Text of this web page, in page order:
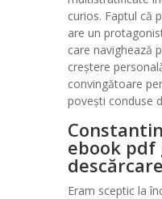
curios. Faptul că
are un
care navighează
creștere
convingătoare
povești conduse
ebook
Eram sceptic la